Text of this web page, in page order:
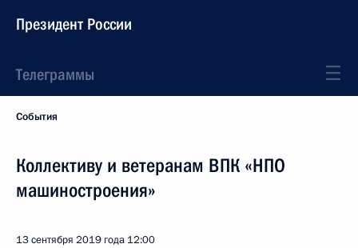
Президент России
Телеграммы
События
Коллективу и ветеранам ВПК «НПО
машиностроения»
13 сентября 2019 года 12:00